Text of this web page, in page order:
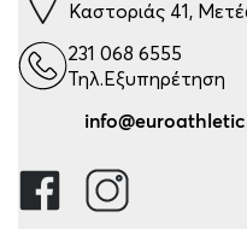
Καστοριάς 41,
231 068 6555
Τηλ.Εξυπηρέτηση